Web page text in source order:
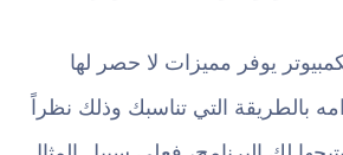
يوفر مميزات لا حصر لها
بالطريقة التي تناسبك وذلك نظراً